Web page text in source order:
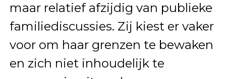
maar relatief afzijdig van publieke
familiediscussies. Zij kiest er vaker
voor om haar grenzen te bewaken
en zich niet inhoudelijk te